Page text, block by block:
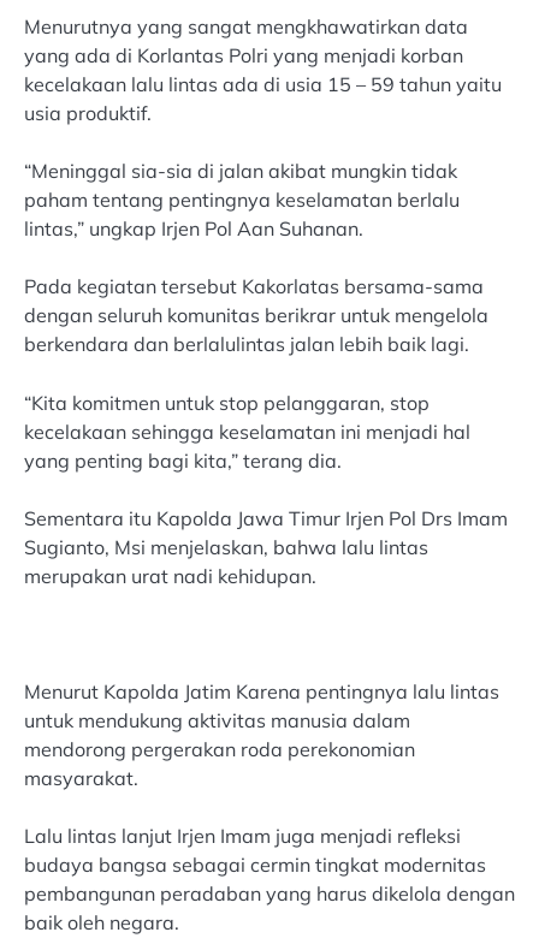
Menurutnya yang sangat mengkhawatirkan data
yang ada di Korlantas Polri yang menjadi korban
kecelakaan lalu lintas ada di usia 15 – 59 tahun yaitu
usia produktif.
“Meninggal sia-sia di jalan akibat mungkin tidak
paham tentang pentingnya keselamatan berlalu
lintas,” ungkap Irjen Pol Aan Suhanan.
Pada kegiatan tersebut Kakorlatas bersama-sama
dengan seluruh komunitas berikrar untuk mengelola
berkendara dan berlalulintas jalan lebih baik lagi.
“Kita komitmen untuk stop pelanggaran, stop
kecelakaan sehingga keselamatan ini menjadi hal
yang penting bagi kita,” terang dia.
Sementara itu Kapolda Jawa Timur Irjen Pol Drs Imam
Sugianto, Msi menjelaskan, bahwa lalu lintas
merupakan urat nadi kehidupan.
Menurut Kapolda Jatim Karena pentingnya lalu lintas
untuk mendukung aktivitas manusia dalam
mendorong pergerakan roda perekonomian
masyarakat.
Lalu lintas lanjut Irjen Imam juga menjadi refleksi
budaya bangsa sebagai cermin tingkat modernitas
pembangunan peradaban yang harus dikelola dengan
baik oleh negara.